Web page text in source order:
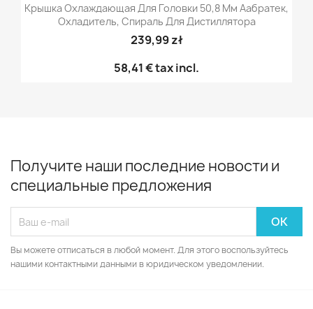
Крышка Охлаждающая Для Головки 50,8 Мм Аабратек,
Охладитель, Спираль Для Дистиллятора
239,99 zł
58,41 €tax incl.
Получите наши последние новости и
специальные предложения
Вы можете отписаться в любой момент. Для этого воспользуйтесь
нашими контактными данными в юридическом уведомлении.